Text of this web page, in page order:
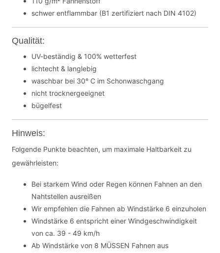
schwer entflammbar (B1 zertifiziert nach DIN 4102)
Qualität:
UV-beständig & 100% wetterfest
lichtecht & langlebig
waschbar bei 30° C im Schonwaschgang
nicht trocknergeeignet
bügelfest
Hinweis:
Folgende Punkte beachten, um maximale Haltbarkeit zu
gewährleisten:
Bei starkem Wind oder Regen können Fahnen an den
Nahtstellen ausreißen
Wir empfehlen die Fahnen ab Windstärke 6 einzuholen
Windstärke 6 entspricht einer Windgeschwindigkeit
von ca. 39 - 49 km/h
Ab Windstärke von 8 MÜSSEN Fahnen aus